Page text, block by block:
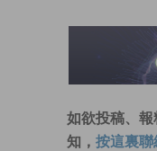
如欲投稿、
知， 按這裏聯